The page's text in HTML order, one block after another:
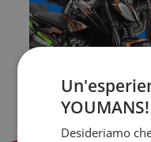
Desideriamo